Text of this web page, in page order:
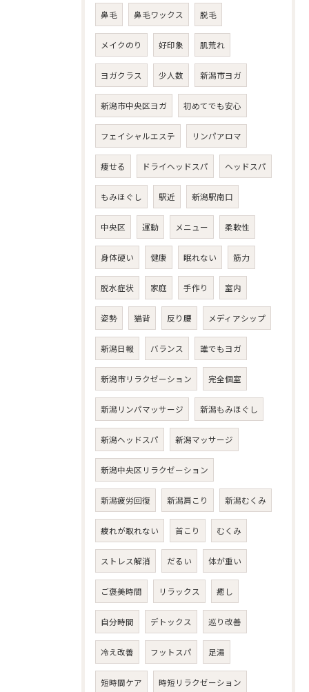
鼻毛 鼻毛ワックス 脱毛
メイクのり 好印象 肌荒れ
ヨガクラス 少人数 新潟市ヨガ
新潟市中央区ヨガ 初めてでも安心
フェイシャルエステ リンパアロマ
痩せる ドライヘッドスパ ヘッドスパ
もみほぐし 駅近 新潟駅南口
中央区 運動 メニュー 柔軟性
身体硬い 健康 眠れない 筋力
脱水症状 家庭 手作り 室内
姿勢 猫背 反り腰 メディアシップ
新潟日報 バランス 誰でもヨガ
新潟市リラクゼーション 完全個室
新潟リンパマッサージ 新潟もみほぐし
新潟ヘッドスパ 新潟マッサージ
新潟中央区リラクゼーション
新潟疲労回復 新潟肩こり 新潟むくみ
疲れが取れない 首こり むくみ
ストレス解消 だるい 体が重い
ご褒美時間 リラックス 癒し
自分時間 デトックス 巡り改善
冷え改善 フットスパ 足湯
短時間ケア 時短リラクゼーション